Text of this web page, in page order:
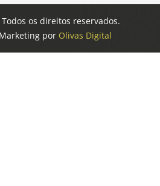
os direitos reservados.
por Olivas Digital